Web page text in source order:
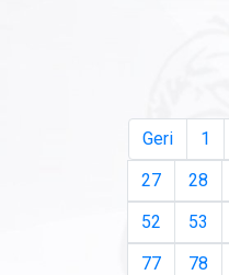
Geri 1
27
28
52
53
77
78